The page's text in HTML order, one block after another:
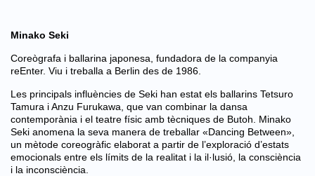
Minako Seki
Coreògrafa i ballarina japonesa, fundadora de la companyia
reEnter. Viu i treballa a Berlin des de 1986.
Les principals influències de Seki han estat els ballarins Tetsuro
Tamura i Anzu Furukawa, que van combinar la dansa
contemporània i el teatre físic amb tècniques de Butoh. Minako
Seki anomena la seva manera de treballar «Dancing Between»,
un mètode coreogràfic elaborat a partir de l’exploració d’estats
emocionals entre els límits de la realitat i la il·lusió, la consciència
i la inconsciència.